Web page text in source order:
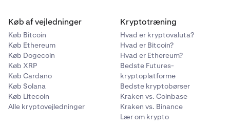
Køb af vejledninger
Køb Bitcoin
Køb Ethereum
Køb Dogecoin
Køb XRP
Køb Cardano
Køb Solana
Køb Litecoin
Alle kryptovejledninger
Kryptotræning
Hvad er kryptovaluta?
Hvad er Bitcoin?
Hvad er Ethereum?
Bedste Futures-
kryptoplatforme
Bedste kryptobørser
Kraken vs. Coinbase
Kraken vs. Binance
Lær om krypto